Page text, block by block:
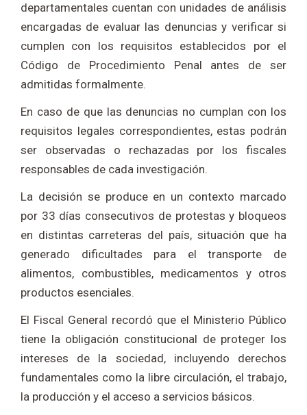
departamentales cuentan con unidades de análisis
encargadas de evaluar las denuncias y verificar si
cumplen con los requisitos establecidos por el
Código de Procedimiento Penal antes de ser
admitidas formalmente.
En caso de que las denuncias no cumplan con los
requisitos legales correspondientes, estas podrán
ser observadas o rechazadas por los fiscales
responsables de cada investigación.
La decisión se produce en un contexto marcado
por 33 días consecutivos de protestas y bloqueos
en distintas carreteras del país, situación que ha
generado dificultades para el transporte de
alimentos, combustibles, medicamentos y otros
productos esenciales.
El Fiscal General recordó que el Ministerio Público
tiene la obligación constitucional de proteger los
intereses de la sociedad, incluyendo derechos
fundamentales como la libre circulación, el trabajo,
la producción y el acceso a servicios básicos.